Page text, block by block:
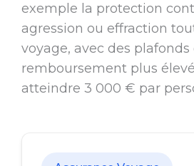
exemple la protection
agression ou effraction
voyage, avec des plafonds
remboursement plus
atteindre 3 000 € par